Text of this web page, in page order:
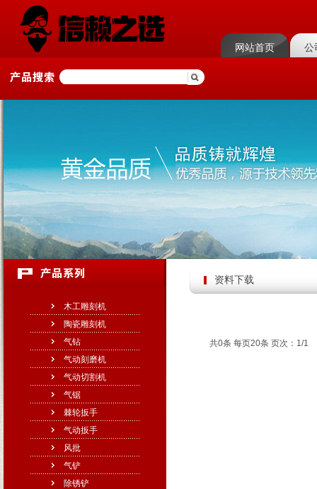
网站首页 公
木工雕刻机
陶瓷雕刻机
气钻
气动刻磨机
气动切割机
气锯
棘轮扳手
气动扳手
风批
气铲
除锈铲
资料下载
共0条 每页20条 页次：1/1